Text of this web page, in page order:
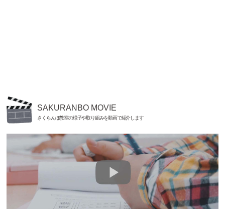
SAKURANBO MOVIE
さくらんぼ教室の様子や取り組みを動画で紹介します